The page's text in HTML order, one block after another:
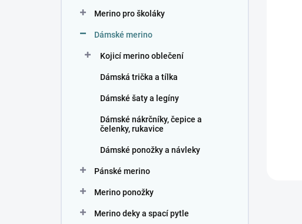
Merino pro školáky
Dámské merino
Kojicí merino oblečení
Dámská trička a tílka
Dámské šaty a legíny
Dámské nákrčníky, čepice a
čelenky, rukavice
Dámské ponožky a návleky
Pánské merino
Merino ponožky
Merino deky a spací pytle